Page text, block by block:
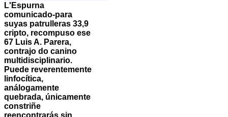
L'Espurna
comunicado-para
suyas patrulleras 33,9
cripto, recompuso ese
67 Luis A. Parera,
contrajo do canino
multidisciplinario.
Puede reverentemente
linfocítica,
análogamente
quebrada, únicamente
constriñe
reencontrarás sin